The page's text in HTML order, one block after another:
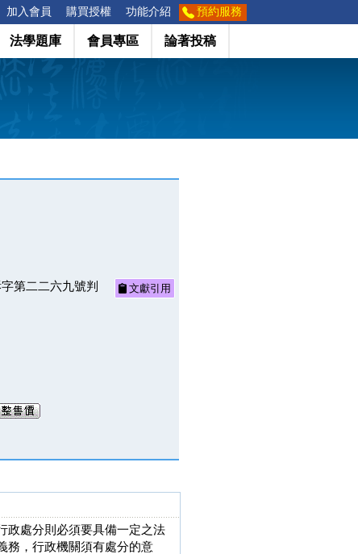
加入會員 購買授權 功能介紹 預約服務
法學題庫 會員專區 論著投稿
第二二六九號判
文獻引用
政處分則必須要具備一定之法
務，行政機關須有處分的意